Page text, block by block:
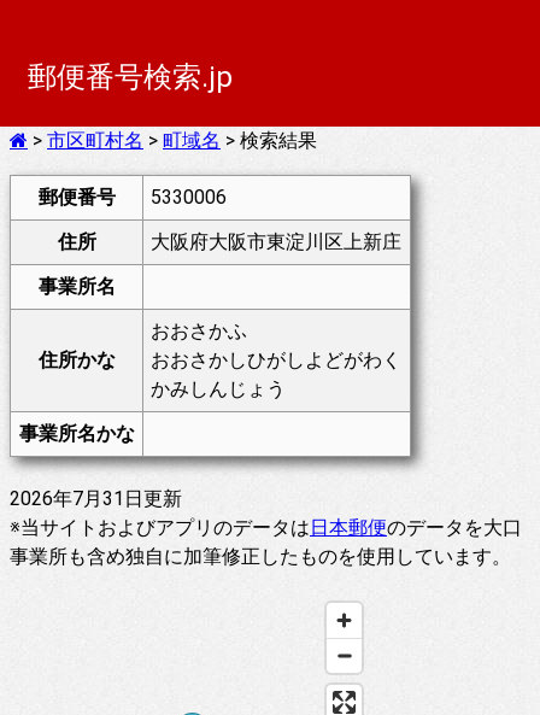
郵便番号検索.jp
> 市区町村名 > 町域名 > 検索結果
郵便番号
5330006
住所
大阪府大阪市東淀川区上新庄
事業所名
住所かな
おおさかふ
おおさかしひがしよどがわく
かみしんじょう
事業所名かな
2026年7月31日更新
※当サイトおよびアプリのデータは日本郵便のデータを大口
事業所も含め独自に加筆修正したものを使用しています。